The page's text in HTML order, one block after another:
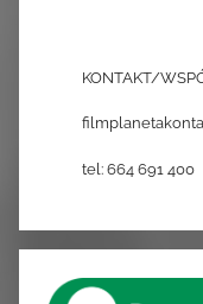
KONTAKT/
tel: 664 691 400